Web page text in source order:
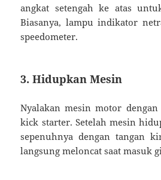
angkat setengah ke atas
Biasanya, lampu indikator
speedometer.
3.Hidupkan Mesin
Nyalakan mesin motor
kick starter. Setelah mesin
sepenuhnya dengan tangan
langsung meloncat saat masuk